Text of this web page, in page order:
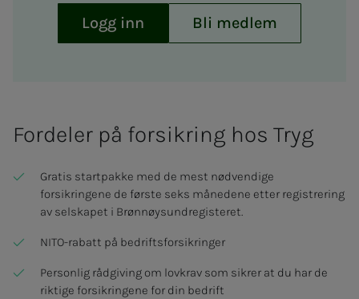
Logg inn Bli medlem
Fordeler på forsikring hos Tryg
Gratis startpakke med de mest nødvendige
forsikringene de første seks månedene etter registrering
av selskapet i Brønnøysundregisteret.
NITO-rabatt på bedriftsforsikringer
Personlig rådgiving om lovkrav som sikrer at du har de
riktige forsikringene for din bedrift